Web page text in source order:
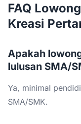
FAQ
Kreasi
Apakah
lulusan SMA/
Ya, minimal
SMA/SMK.